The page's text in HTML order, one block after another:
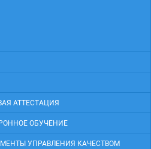
АТТЕСТАЦИЯ
ОБУЧЕНИЕ
УПРАВЛЕНИЯ КАЧЕСТВОМ